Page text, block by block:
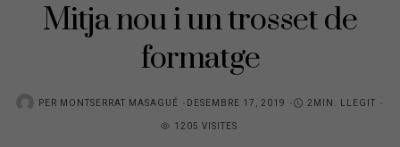
Mitja nou i un trosset de
formatge
PER MONTSERRAT MASAGUÉ
POSTED
ON
DESEMBRE 17, 2019
2MIN. LLEGIT
1205 VISITES